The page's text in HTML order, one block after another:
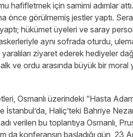
hafifletmek için samimi adımlar
önce görülmemiş jestler yaptı.
hükümet üyeleri ve saray
aynı sofrada oturdu,
ziyaret ederek hediyeler
ve ordu arasında büyük bir moral
Osmanlı üzerindeki “Hasta
İstanbul’da, Haliç’teki Bahriye
verilen bu toplantıya Osmanlı,
da konferansın başladığı gün, 23